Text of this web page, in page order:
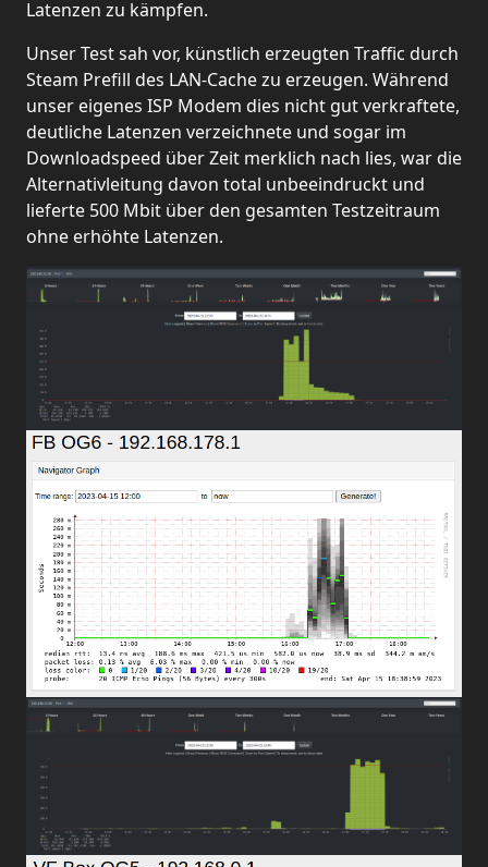
Latenzen zu kämpfen.
Unser Test sah vor, künstlich erzeugten Traffic durch
Steam Prefill des LAN-Cache zu erzeugen. Während
unser eigenes ISP Modem dies nicht gut verkraftete,
deutliche Latenzen verzeichnete und sogar im
Downloadspeed über Zeit merklich nach lies, war die
Alternativleitung davon total unbeeindruckt und
lieferte 500 Mbit über den gesamten Testzeitraum
ohne erhöhte Latenzen.